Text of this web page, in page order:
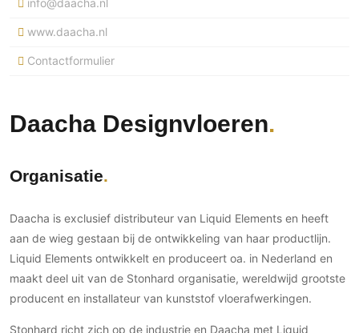
Woondecoratie
Meubels
Haarden
Interieurbouw
Trappen
Keuken
Keukens
Keukenapparatuur
Ramen
Buitendeuren
Deursystemen
Garagedeuren
Zonwering
Buitenshutters
Autolift
3D visualisaties
Tuinmeubelen
Tuinverlichting
Tuin wellness
Vloer
Buitenvloeren
Houten buitenvloeren
Natuursteen en keramiek
Kinderkamer
Serre/Veranda
Slaapkamer
Wellness
Wijnkelder
Buitenkijken
Bijgebouw / Poolhouse
Terrasoverkapping
info@daacha.nl
www.daacha.nl
Contactformulier
Daacha Designvloeren
Organisatie
Daacha is exclusief distributeur van Liquid Elements en heeft
aan de wieg gestaan bij de ontwikkeling van haar productlijn.
Liquid Elements ontwikkelt en produceert oa. in Nederland en
maakt deel uit van de Stonhard organisatie, wereldwijd grootste
producent en installateur van kunststof vloerafwerkingen.
Stonhard richt zich op de industrie en Daacha met Liquid